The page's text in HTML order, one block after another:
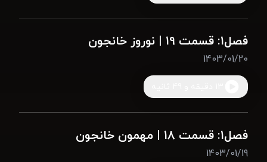
فصل1: قسمت 19 | نوروز خانجون
1403/01/20
فصل1: قسمت 18 | مهمون خانجون
1403/01/19